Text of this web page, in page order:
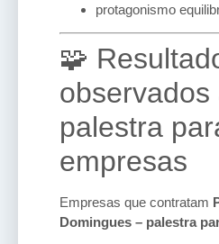
protagonismo
🧩
observados
palestra
empresas
Empresas que contratam
Domingues – palestra